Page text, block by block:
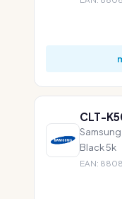
CLT-
Black 5k
EAN: